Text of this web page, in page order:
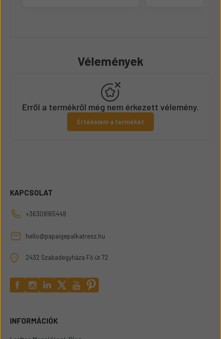
Vélemények
Erről a termékről még nem érkezett vélemény.
Értékelem a terméket
KAPCSOLAT
+36309165449
hello@papaigepalkatresz.hu
2432 Szabadegyháza Fő út 72
INFORMÁCIÓK